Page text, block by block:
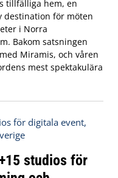
tillfälliga hem, en
destination för möten
i Norra
Bakom satsningen
Miramis, och våren
mest spektakulära
studios för